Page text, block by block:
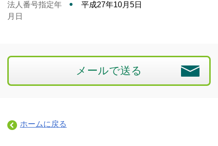
法人番号指定年
月日
平成27年10月5日
メールで送る
ホームに戻る